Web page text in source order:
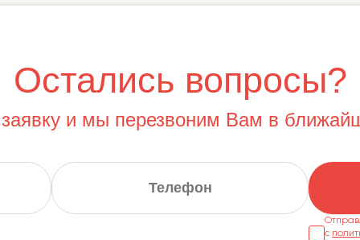
Остались вопросы?
и мы перезвоним Вам в
с